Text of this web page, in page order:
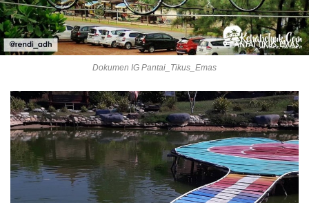
Dokumen IG Pantai_Tikus_Emas